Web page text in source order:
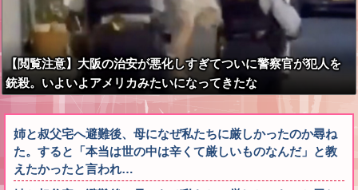
【閲覧注意】大阪の治安が悪化しすぎてついに警察官が犯人を
銃殺。いよいよアメリカみたいになってきたな
姉と叔父宅へ避難後、母になぜ私たちに厳しかったのか尋ね
た。すると「本当は世の中は辛くて厳しいものなんだ」と教
えたかったと言われ…